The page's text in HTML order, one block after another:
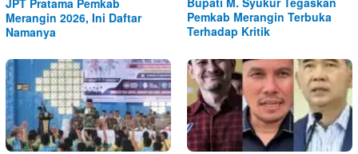
JPT Pratama Pemkab
Merangin 2026, Ini Daftar
Namanya
Pemkab Merangin Terbuka
Terhadap Kritik